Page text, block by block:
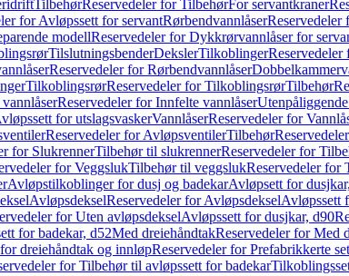
TilbehørReservedeler for TilbehørFor servantkraner
for Avløpssett for servantRørbendvannlåserReservedeler
modellReservedeler for Dykkrørvannlåser for
TilslutningsbenderDekslerTilkoblinger
Reservedeler for Rørbendvannlåser
TilkoblingsrørReservedeler for TilkoblingsrørTilbehør
Reservedeler for Innfelte vannlåser
for utslagsvaskerVannlåserReservedeler for
Reservedeler for AvløpsventilerTilbehør
for SlukrennerTilbehør til slukrennerReservedeler for
for VeggslukTilbehør til veggslukReservedeler for
Avløpstilkoblinger for dusj og badekarAvløpsett for
AvløpsdekselReservedeler for AvløpsdekselAvløpssett
for Uten avløpsdekselAvløpssett for dusjkar, d90
for badekar, d52Med dreiehåndtakReservedeler for Med
dreiehåndtak og innløpReservedeler for Prefabrikkerte
for Tilbehør til avløpssett for badekar